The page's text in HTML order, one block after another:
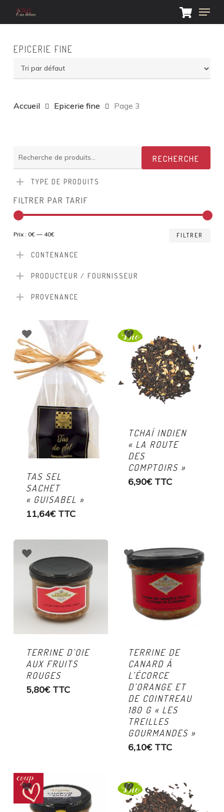
main
Menu
EPICERIE FINE
Accueil Epicerie fine Page 3
pour :
RECHERCHE
TYPE DE PRODUITS
FILTRER PAR TARIF
FILTRER
Prix : 0€—40€
CONTENANCE
PRODUCTEUR / FOURNISSEUR
PROVENANCE
TAS SEL
SACHET
« GUISABEL »
11,64€ TTC
TCHAÏ INDIEN
« LA ROUTE
DES
COMPTOIRS »
6,90€ TTC
TERRINE D’OIE
AUX FRUITS
ROUGES
5,80€ TTC
TERRINE DE
CANARD À
L’ÉCORCE
D’ORANGE ET
DE COINTREAU
180 G « LES
TREILLES
GOURMANDES »
6,10€ TTC